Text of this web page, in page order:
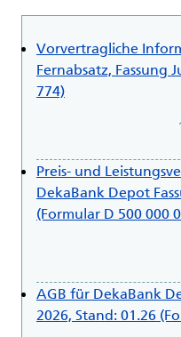
Vorvertragliche
Fernabsatz, Fassung
774)
Preis- und
DekaBank Depot
(Formular D 500 000
AGB für DekaBank
2026, Stand: 01.26